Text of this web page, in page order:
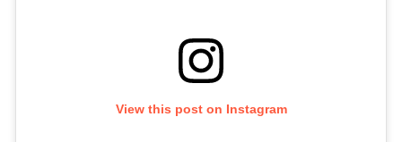
View this post on Instagram